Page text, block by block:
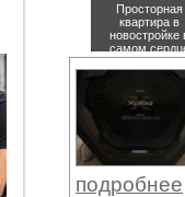
Просторная
квартира в
новостройке
самом
набережной
Сухума!
None руб.
подробнее